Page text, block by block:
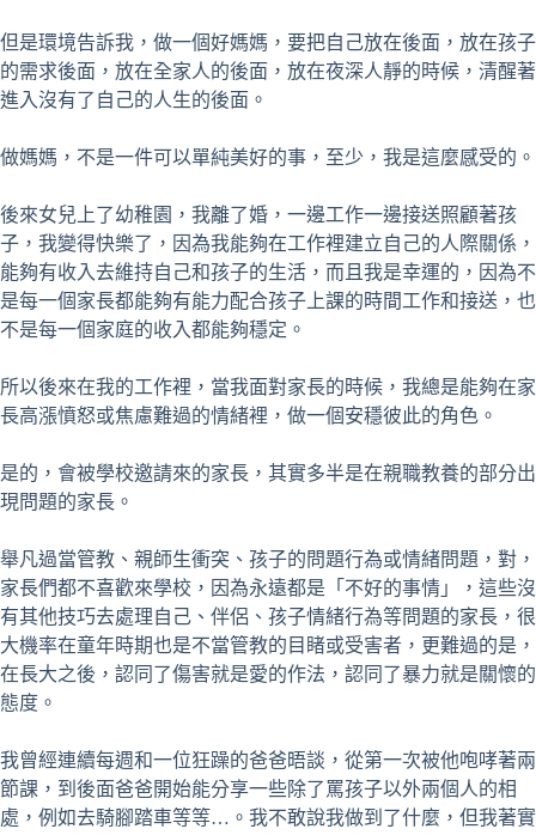
但是環境告訴我，做一個好媽媽，要把自己放在後面，放在孩子
的需求後面，放在全家人的後面，放在夜深人靜的時候，清醒著
進入沒有了自己的人生的後面。
做媽媽，不是一件可以單純美好的事，至少，我是這麼感受的。
後來女兒上了幼稚園，我離了婚，一邊工作一邊接送照顧著孩
子，我變得快樂了，因為我能夠在工作裡建立自己的人際關係，
能夠有收入去維持自己和孩子的生活，而且我是幸運的，因為不
是每一個家長都能夠有能力配合孩子上課的時間工作和接送，也
不是每一個家庭的收入都能夠穩定。
所以後來在我的工作裡，當我面對家長的時候，我總是能夠在家
長高漲憤怒或焦慮難過的情緒裡，做一個安穩彼此的角色。
是的，會被學校邀請來的家長，其實多半是在親職教養的部分出
現問題的家長。
舉凡過當管教、親師生衝突、孩子的問題行為或情緒問題，對，
家長們都不喜歡來學校，因為永遠都是「不好的事情」，這些沒
有其他技巧去處理自己、伴侶、孩子情緒行為等問題的家長，很
大機率在童年時期也是不當管教的目睹或受害者，更難過的是，
在長大之後，認同了傷害就是愛的作法，認同了暴力就是關懷的
態度。
我曾經連續每週和一位狂躁的爸爸晤談，從第一次被他咆哮著兩
節課，到後面爸爸開始能分享一些除了罵孩子以外兩個人的相
處，例如去騎腳踏車等等…。我不敢說我做到了什麼，但我著實